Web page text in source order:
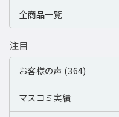
全商品一覧
注目
お客様の声 (364)
マスコミ実績